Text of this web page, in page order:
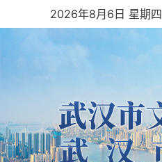
2026年8月6日 星期四